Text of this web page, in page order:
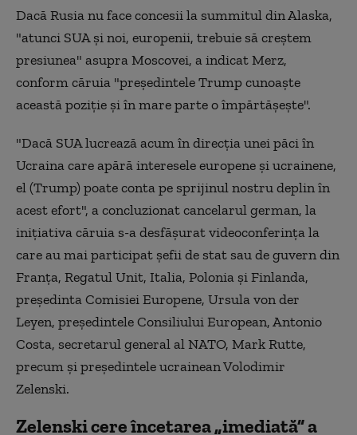
Dacă Rusia nu face concesii la summitul din Alaska,
"atunci SUA şi noi, europenii, trebuie să creştem
presiunea" asupra Moscovei, a indicat Merz,
conform căruia "preşedintele Trump cunoaşte
această poziţie şi în mare parte o împărtăşeşte".
"Dacă SUA lucrează acum în direcţia unei păci în
Ucraina care apără interesele europene şi ucrainene,
el (Trump) poate conta pe sprijinul nostru deplin în
acest efort", a concluzionat cancelarul german, la
iniţiativa căruia s-a desfăşurat videoconferinţa la
care au mai participat şefii de stat sau de guvern din
Franţa, Regatul Unit, Italia, Polonia şi Finlanda,
preşedinta Comisiei Europene, Ursula von der
Leyen, preşedintele Consiliului European, Antonio
Costa, secretarul general al NATO, Mark Rutte,
precum şi preşedintele ucrainean Volodimir
Zelenski.
Zelenski cere încetarea „imediată” a